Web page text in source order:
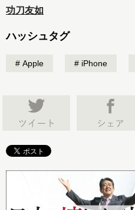
功刀友如
ハッシュタグ
Apple iPhone